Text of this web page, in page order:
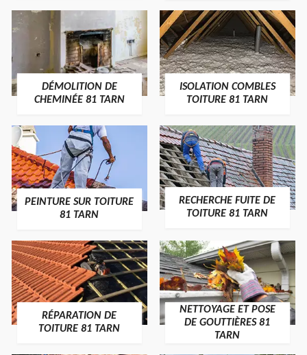
DÉMOLITION DE
CHEMINÉE 81 TARN
ISOLATION COMBLES
TOITURE 81 TARN
PEINTURE SUR TOITURE
81 TARN
RECHERCHE FUITE DE
TOITURE 81 TARN
RÉPARATION DE
TOITURE 81 TARN
NETTOYAGE ET POSE
DE GOUTTIÈRES 81
TARN